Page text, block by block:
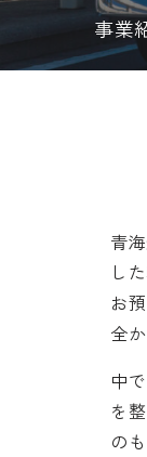
事業
青
し
お
全
中
を
の